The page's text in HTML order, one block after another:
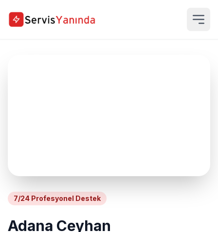
7/24 Profesyonel Destek
Adana Ceyhan